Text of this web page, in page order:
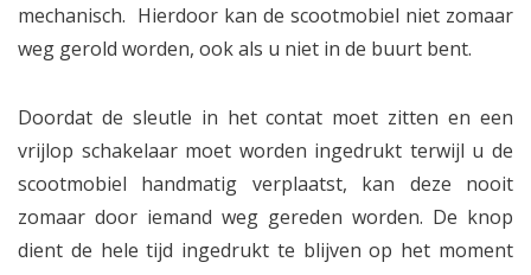
mechanisch. Hierdoor kan de scootmobiel niet zomaar
weg gerold worden, ook als u niet in de buurt bent.
Doordat de sleutle in het contat moet zitten en een
vrijlop schakelaar moet worden ingedrukt terwijl u de
scootmobiel handmatig verplaatst, kan deze nooit
zomaar door iemand weg gereden worden. De knop
dient de hele tijd ingedrukt te blijven op het moment